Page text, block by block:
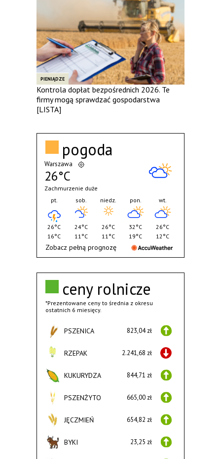
PIENIĄDZE
Kontrola dopłat bezpośrednich 2026. Te
firmy mogą sprawdzać gospodarstwa
[LISTA]
ceny rolnicze
*Prezentowane ceny to średnia z okresu
ostatnich 6 miesięcy.
PSZENICA 823,04 zł
RZEPAK 2.241,68 zł
KUKURYDZA 844,71 zł
PSZENŻYTO 665,00 zł
JĘCZMIEŃ 654,82 zł
BYKI 23,25 zł
pogoda
Warszawa
26°C
Zachmurzenie duże
pt.
26°C
16°C
sob.
24°C
11°C
niedz.
26°C
11°C
pon.
32°C
19°C
wt.
26°C
12°C
Zobacz pełną prognozę